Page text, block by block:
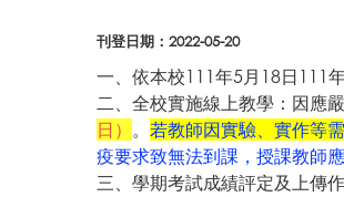
刊登日期：2022-05-20
一、依本校111年5月18日111
二、全校實施線上教學：因應
日） 。 若教師因實驗、實作等
疫要求致無法到課，授課教師
三、學期考試成績評定及上傳